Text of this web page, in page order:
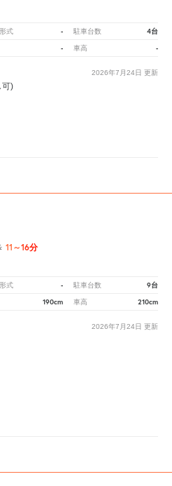
式 - 駐車台数 4台
- 車高 -
2026年7月24日 更新
可)
11～16分
式 - 駐車台数 9台
190cm 車高 210cm
2026年7月24日 更新